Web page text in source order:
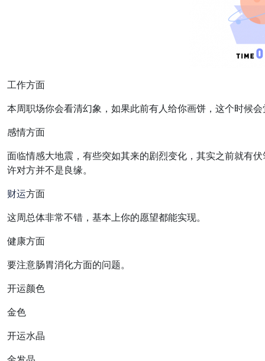
工作方面
本周职场你会看清幻象，如果此前有人给你画饼，这个时候
感情方面
面临情感大地震，有些突如其来的剧烈变化，其实之前就有
许对方并不是良缘。
财运方面
这周总体非常不错，基本上你的愿望都能实现。
健康方面
要注意肠胃消化方面的问题。
开运颜色
金色
开运水晶